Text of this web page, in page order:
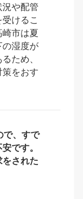
や配管
けるこ
市は夏
の湿度が
ため、
をおす
で、すで
です。
をされた